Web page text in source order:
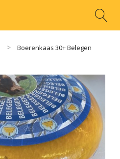
Boerenkaas 30+ Belegen